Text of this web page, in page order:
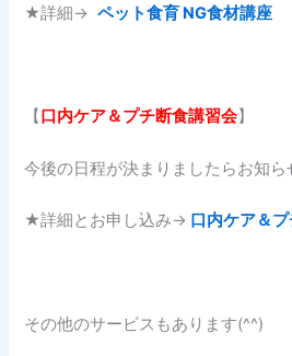
★詳細→ペット食育 NG食材講座
【 口内ケア＆プチ断食講習会】
今後の日程が決まりましたらお知ら
★詳細とお申し込み→ 口内ケア＆
その他のサービスもあります(^^)